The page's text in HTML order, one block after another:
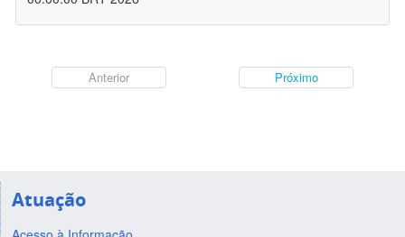
Anterior Próximo
Atuação